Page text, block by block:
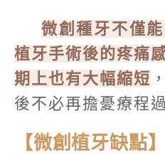
微創種牙不僅
植牙手術後的疼痛
期上也有大幅縮短
後不必再擔憂療程
【微創植牙缺點】